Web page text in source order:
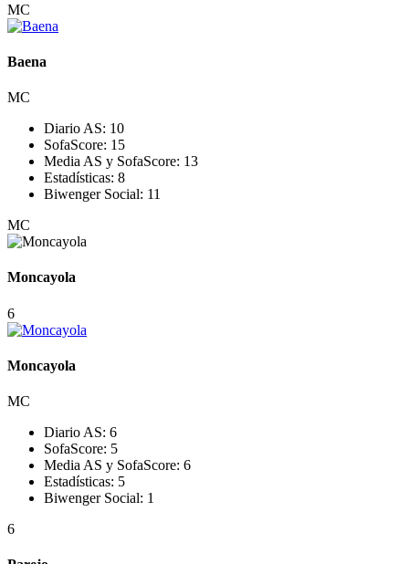
MC
Baena
MC
Diario AS: 10
SofaScore: 15
Media AS y SofaScore: 13
Estadísticas: 8
Biwenger Social: 11
MC
Moncayola
6
Moncayola
MC
Diario AS: 6
SofaScore: 5
Media AS y SofaScore: 6
Estadísticas: 5
Biwenger Social: 1
6